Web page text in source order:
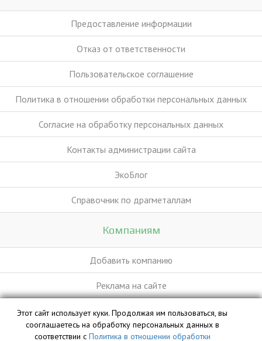
Предоставление информации
Отказ от ответственности
Пользовательское соглашение
Политика в отношении обработки персональных данных
Согласие на обработку персональных данных
Контакты администрации сайта
ЭкоБлог
Справочник по драгметаллам
Компаниям
Добавить компанию
Реклама на сайте
База данных сайта vyvoz.org является интеллектуальной
собственностью ООО «Профит» и охраняется законом.
Этот сайт использует куки. Продолжая им пользоваться, вы
сооглашаетесь на обработку персональных данных в
соответствии с Политика в отношении обработки